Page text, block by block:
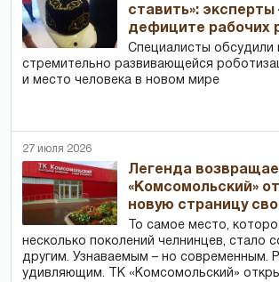
ставить»:
дефиците рабочих
Специалисты обсудили
стремительно развивающейся
и место человека в новом мире
27 июля 2026
Легенда
«Комсомольский»
новую страницу
То самое место,
несколько поколений челнинцев, стало
другим. Узнаваемым – но современным.
удивляющим. ТК «Комсомольский»